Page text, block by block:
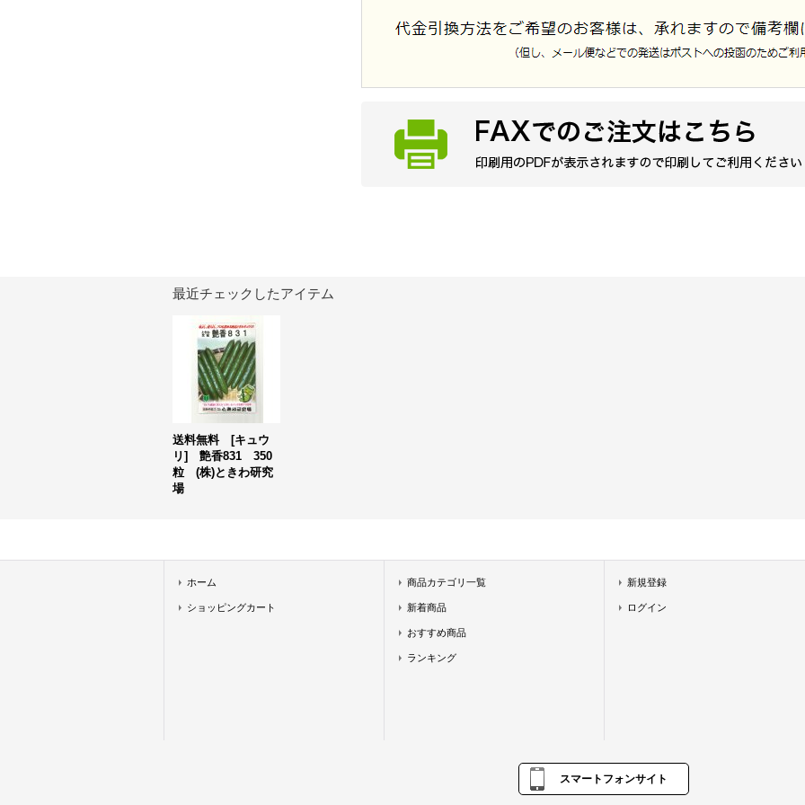
最近チェックしたアイテム
送料無料 [キュウ
リ] 艶香831 350
粒 (株)ときわ研究
場
ホーム
ショッピングカート
商品カテゴリ一覧
新着商品
おすすめ商品
ランキング
新規登録
ログイン
スマートフォンサイト